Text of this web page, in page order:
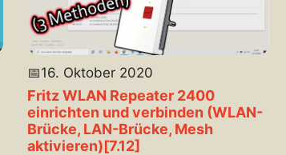
📅16. Oktober 2020
Fritz WLAN Repeater 2400
einrichten und verbinden (WLAN-
Brücke, LAN-Brücke, Mesh
aktivieren)[7.12]